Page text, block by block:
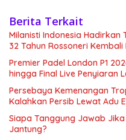
Berita Terkait
Milanisti Indonesia Hadirkan
32 Tahun Rossoneri
Premier Padel London P1
hingga Final Live Penyiaran
Persebaya Kemenangan
Kalahkan Persib Lewat Adu
Siapa Tanggung Jawab
Jantung?